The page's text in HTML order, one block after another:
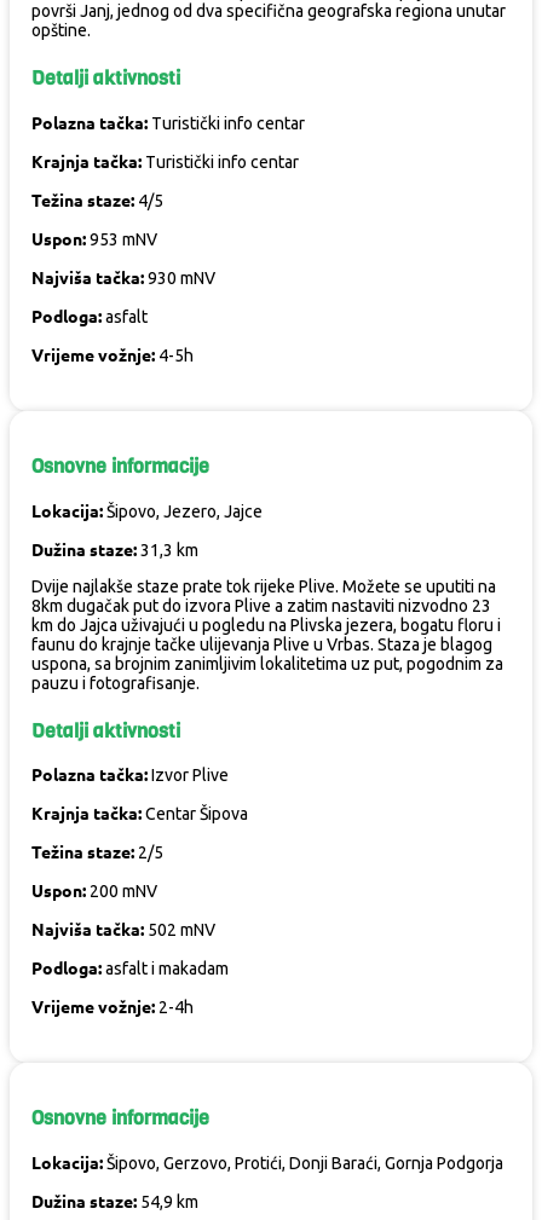
površi Janj, jednog od dva specifična geografska regiona unutar
opštine.
Detalji aktivnosti
Polazna tačka: Turistički info centar
Krajnja tačka: Turistički info centar
Težina staze: 4/5
Uspon:953 mNV
Najviša tačka:930 mNV
Podloga:asfalt
Vrijeme vožnje: 4-5h
Osnovne informacije
Lokacija:Šipovo, Jezero, Jajce
Dužina staze:31,3 km
Dvije najlakše staze prate tok rijeke Plive. Možete se uputiti na
8km dugačak put do izvora Plive a zatim nastaviti nizvodno 23
km do Jajca uživajući u pogledu na Plivska jezera, bogatu floru i
faunu do krajnje tačke ulijevanja Plive u Vrbas. Staza je blagog
uspona, sa brojnim zanimljivim lokalitetima uz put, pogodnim za
pauzu i fotografisanje.
Detalji aktivnosti
Polazna tačka:Izvor Plive
Krajnja tačka:Centar Šipova
Težina staze: 2/5
Uspon: 200 mNV
Najviša tačka: 502 mNV
Podloga:asfalt i makadam
Vrijeme vožnje: 2-4h
Osnovne informacije
Lokacija:Šipovo, Gerzovo, Protići, Donji Baraći, Gornja Podgorja
Dužina staze: 54,9 km